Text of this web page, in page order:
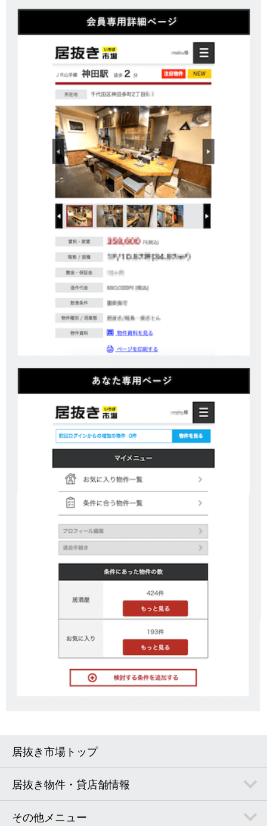
居抜き市場トップ
居抜き物件・貸店舗情報
その他メニュー